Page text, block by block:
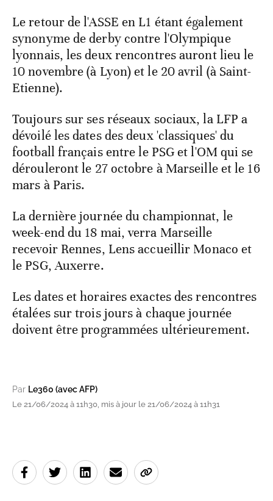
Le retour de l'ASSE en L1 étant également
synonyme de derby contre l'Olympique
lyonnais, les deux rencontres auront lieu le
10 novembre (à Lyon) et le 20 avril (à Saint-
Etienne).
Toujours sur ses réseaux sociaux, la LFP a
dévoilé les dates des deux 'classiques' du
football français entre le PSG et l'OM qui se
dérouleront le 27 octobre à Marseille et le 16
mars à Paris.
La dernière journée du championnat, le
week-end du 18 mai, verra Marseille
recevoir Rennes, Lens accueillir Monaco et
le PSG, Auxerre.
Les dates et horaires exactes des rencontres
étalées sur trois jours à chaque journée
doivent être programmées ultérieurement.
Par Le360 (avec AFP)
Le 21/06/2024 à 11h30, mis à jour le 21/06/2024 à 11h31